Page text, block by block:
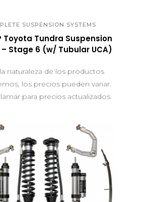
SUSPENSION SYSTEMS
Toyota Tundra Suspension
Stage 6 (w/ Tubular UCA)
naturaleza de los productos
los precios pueden variar.
para precios actualizados.